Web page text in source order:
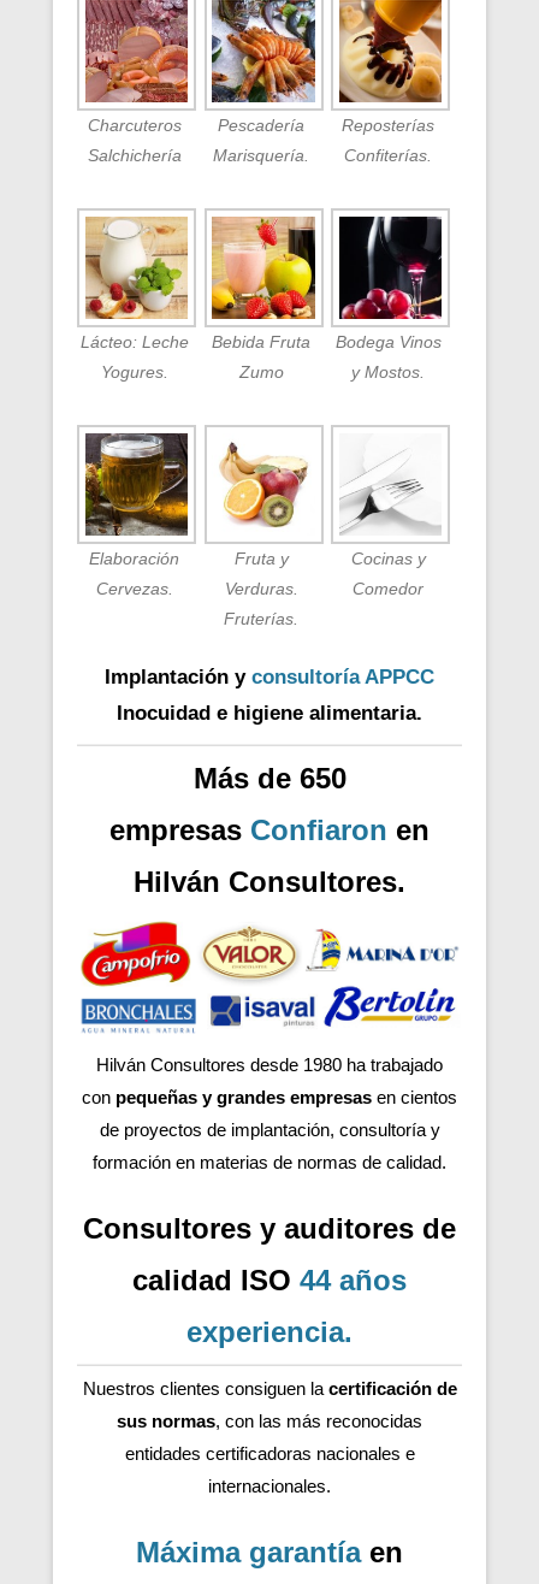
Charcuteros
Salchichería
Pescadería
Marisquería.
Reposterías
Confiterías.
Lácteo: Leche
Yogures.
Bebida Fruta
Zumo
Bodega Vinos
y Mostos.
Elaboración
Cervezas.
Fruta y
Verduras.
Fruterías.
Cocinas y
Comedor
Implantación y consultoría APPCC
Inocuidad e higiene alimentaria.
Más de 650
empresas Confiaron en
Hilván Consultores.
Hilván Consultores desde 1980 ha trabajado
con pequeñas y grandes empresas en cientos
de proyectos de implantación, consultoría y
formación en materias de normas de calidad.
Consultores y auditores de
calidad ISO 44 años
experiencia.
Nuestros clientes consiguen la certificación de
sus normas, con las más reconocidas
entidades certificadoras nacionales e
internacionales.
Máxima garantíaen